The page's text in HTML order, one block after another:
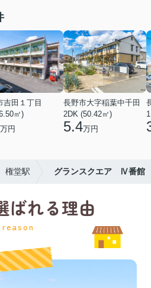
吉田１丁目
㎡)
万円
長野市大字稲葉中千田
2DK (50.42㎡)
5.4万円
権堂駅 グランスクエア Ⅳ番館
ばれる理由
reason